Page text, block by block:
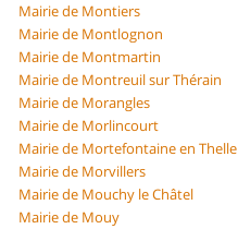
Mairie de Montiers
Mairie de Montlognon
Mairie de Montmartin
Mairie de Montreuil sur Thérain
Mairie de Morangles
Mairie de Morlincourt
Mairie de Mortefontaine en Thelle
Mairie de Morvillers
Mairie de Mouchy le Châtel
Mairie de Mouy